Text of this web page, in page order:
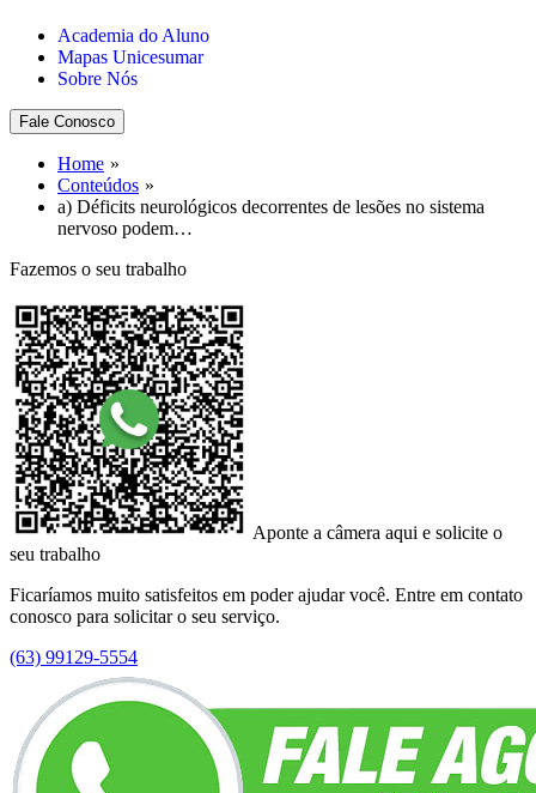
Academia do Aluno
Mapas Unicesumar
Sobre Nós
Fale Conosco
Home
Conteúdos
a) Déficits neurológicos decorrentes de lesões no sistema
nervoso podem…
Fazemos o seu trabalho
Aponte a câmera aqui e solicite o
seu trabalho
Ficaríamos muito satisfeitos em poder ajudar você. Entre em contato
conosco para solicitar o seu serviço.
(63) 99129-5554